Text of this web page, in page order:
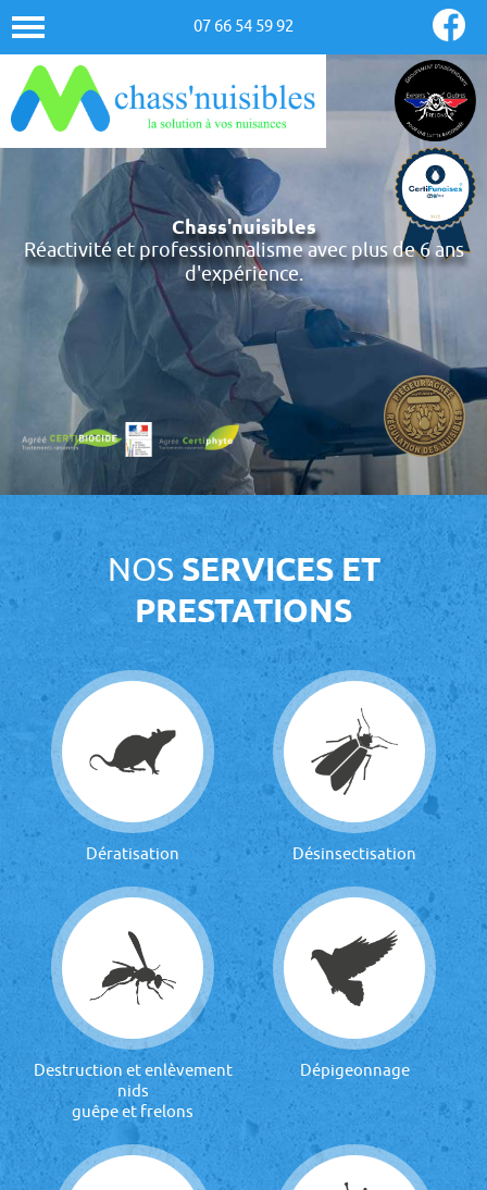
07 66 54 59 92
Chass'nuisibles
Réactivité et professionnalisme avec plus de 6 ans
d'expérience.
NOS SERVICES ET
PRESTATIONS
Dératisation Désinsectisation
Destruction et enlèvement
nids
guêpe et frelons
Dépigeonnage